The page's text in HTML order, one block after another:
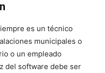
es un técnico
municipales o
o un empleado
del software debe ser